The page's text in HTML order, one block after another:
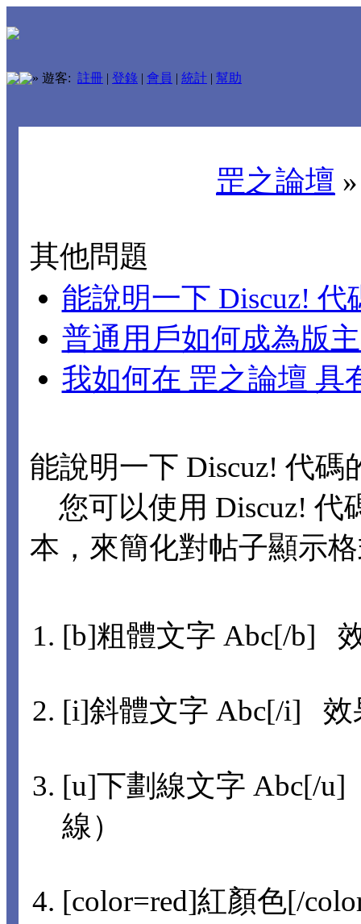
» 遊客: 註冊 | 登錄 | 會員 | 統計 | 幫助
罡之論壇
其他問題
能說明一下 Discuz! 代
普通用戶如何成為版
我如何在 罡之論壇 具
能說明一下 Discuz! 代碼
您可以使用 Discuz! 代
本，來簡化對帖子顯示
[b]粗體文字 Abc[/b]
[i]斜體文字 Abc[/i] 效
[u]下劃線文字 Abc[/
線）
[color=red]紅顏色[/